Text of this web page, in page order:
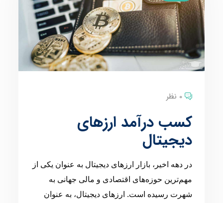
0 نظر
کسب درآمد ارزهای
دیجیتال
در دهه اخیر، بازار ارزهای دیجیتال به عنوان یکی از
مهم‌ترین حوزه‌های اقتصادی و مالی جهانی به
شهرت رسیده است. ارزهای دیجیتال، به عنوان